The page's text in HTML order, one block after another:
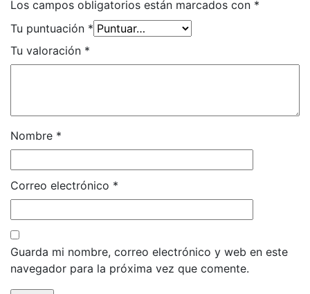
Los campos obligatorios están marcados con *
Tu puntuación *
Tu valoración *
Nombre *
Correo electrónico *
Guarda mi nombre, correo electrónico y web en este
navegador para la próxima vez que comente.